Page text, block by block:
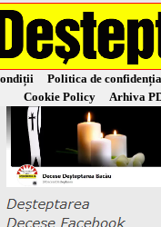
Politica de
Cookie Policy
Arhiva